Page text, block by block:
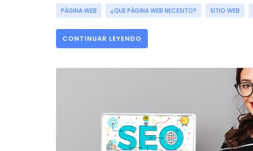
PÁGINA WEB ¿QUE PÁGINA WEB NECESITO? SITIO WEB
CONTINUAR LEYENDO